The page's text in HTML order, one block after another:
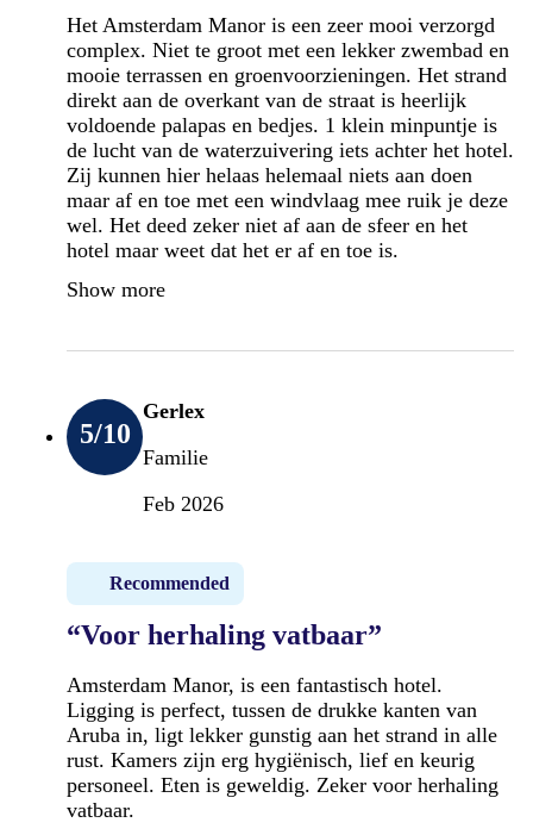
Het Amsterdam Manor is een zeer mooi verzorgd
complex. Niet te groot met een lekker zwembad en
mooie terrassen en groenvoorzieningen. Het strand
direkt aan de overkant van de straat is heerlijk
voldoende palapas en bedjes. 1 klein minpuntje is
de lucht van de waterzuivering iets achter het hotel.
Zij kunnen hier helaas helemaal niets aan doen
maar af en toe met een windvlaag mee ruik je deze
wel. Het deed zeker niet af aan de sfeer en het
hotel maar weet dat het er af en toe is.
Show more
5/10
Gerlex
Familie
Feb 2026
Recommended
“Voor herhaling vatbaar”
Amsterdam Manor, is een fantastisch hotel.
Ligging is perfect, tussen de drukke kanten van
Aruba in, ligt lekker gunstig aan het strand in alle
rust. Kamers zijn erg hygiënisch, lief en keurig
personeel. Eten is geweldig. Zeker voor herhaling
vatbaar.